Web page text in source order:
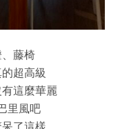
藤椅
超高級
這麼華麗
里風吧